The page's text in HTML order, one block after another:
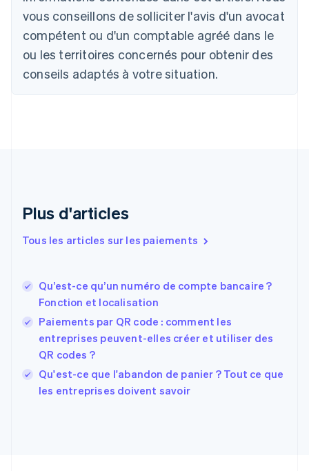
vous conseillons de solliciter l'avis d'un avocat
compétent ou d'un comptable agréé dans le
ou les territoires concernés pour obtenir des
conseils adaptés à votre situation.
Plus d'articles
Tous les articles sur les paiements
Qu’est-ce qu’un numéro de compte bancaire ?
Fonction et localisation
Paiements par QR code : comment les
entreprises peuvent-elles créer et utiliser des
QR codes ?
Qu'est-ce que l'abandon de panier ? Tout ce que
les entreprises doivent savoir
Bulgarie
English
Canada
English Français
Chine continentale
Espagne
Estonie
EnglishEspañol简体中文
Finlande
English Svenska
FrançaisEnglish
Gibraltar
English
Grèce